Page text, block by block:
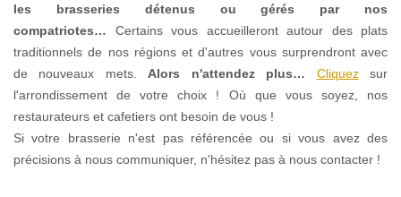
les brasseries détenus ou gérés par nos
compatriotes… Certains vous accueilleront autour des plats
traditionnels de nos régions et d'autres vous surprendront avec
de nouveaux mets. Alors n'attendez plus… Cliquezsur
l'arrondissement de votre choix ! Où que vous soyez, nos
restaurateurs et cafetiers ont besoin de vous !
Si votre brasserie n'est pas référencée ou si vous avez des
précisions à nous communiquer, n'hésitez pas à nous contacter !